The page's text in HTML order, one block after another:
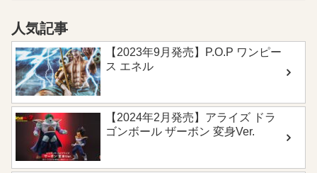
人気記事
【2023年9月発売】P.O.P ワンピー
ス エネル
【2024年2月発売】アライズ ドラ
ゴンボール ザーボン 変身Ver.